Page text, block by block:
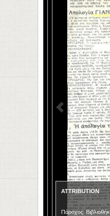
ATTRIBUTION
Πάροχος: